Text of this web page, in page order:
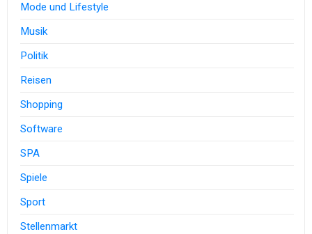
Mode und Lifestyle
Musik
Politik
Reisen
Shopping
Software
SPA
Spiele
Sport
Stellenmarkt